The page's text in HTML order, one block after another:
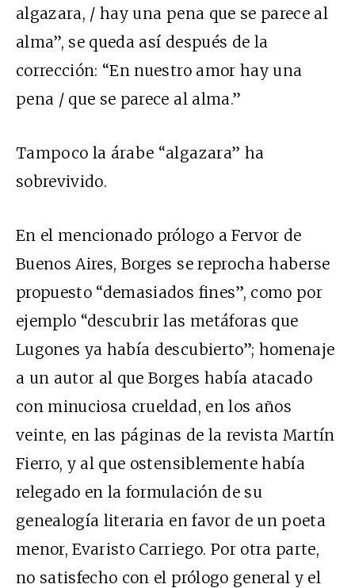
algazara, / hay una pena que se parece al
alma”, se queda así después de la
corrección: “En nuestro amor hay una
pena / que se parece al alma.”
Tampoco la árabe “algazara” ha
sobrevivido.
En el mencionado prólogo a Fervor de
Buenos Aires, Borges se reprocha haberse
propuesto “demasiados fines”, como por
ejemplo “descubrir las metáforas que
Lugones ya había descubierto”; homenaje
a un autor al que Borges había atacado
con minuciosa crueldad, en los años
veinte, en las páginas de la revista Martín
Fierro, y al que ostensiblemente había
relegado en la formulación de su
genealogía literaria en favor de un poeta
menor, Evaristo Carriego. Por otra parte,
no satisfecho con el prólogo general y el